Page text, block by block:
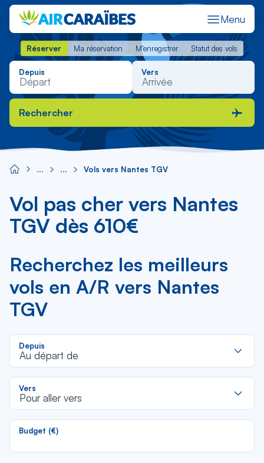
Menu
Réserver Ma réservation M'enregistrer Statut des vols
Réserver Ma réservation M'enregistrer Statut des vols
Depuis Vers
Rechercher
Vols vers Nantes TGV
Vol pas cher vers Nantes
TGV dès 610€
Recherchez les meilleurs
vols en A/R vers Nantes
TGV
Depuis
Au départ de
Vers
Pour aller vers
Budget (€)